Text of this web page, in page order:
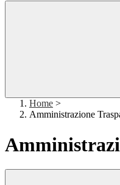
Home >
Amministrazione